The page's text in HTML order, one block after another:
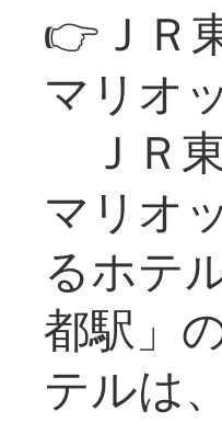
👉ＪＲ
マリオ
ＪＲ
マリオ
るホテ
都駅」
テルは